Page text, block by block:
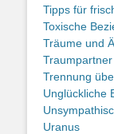
Tipps für
Toxische
Träume und
Traumpartner
Trennung
Unglückliche
Uranus